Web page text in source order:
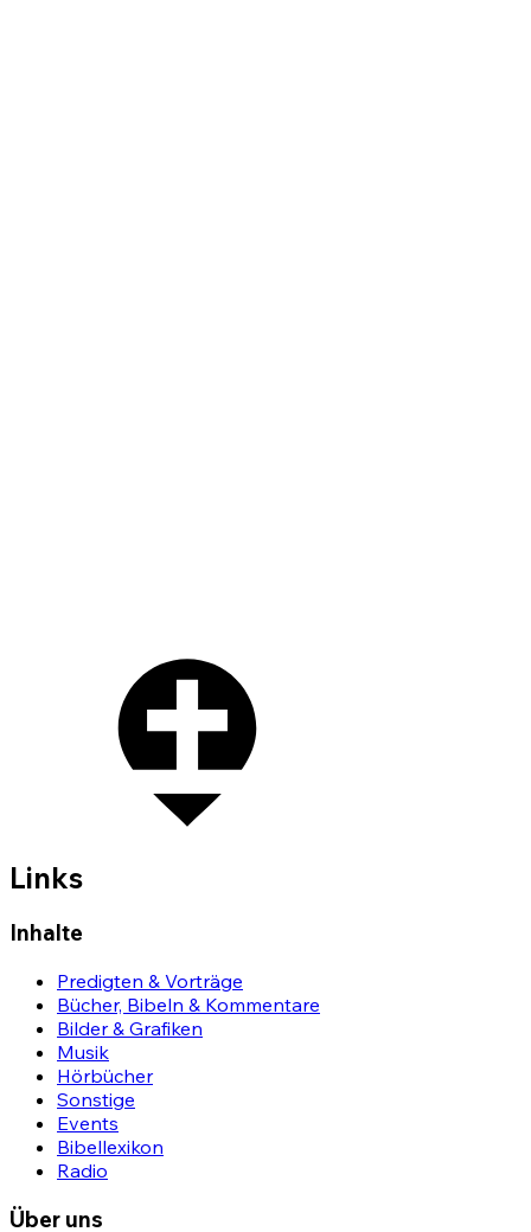
Links
Inhalte
Predigten & Vorträge
Bücher, Bibeln & Kommentare
Bilder & Grafiken
Musik
Hörbücher
Sonstige
Events
Bibellexikon
Radio
Über uns